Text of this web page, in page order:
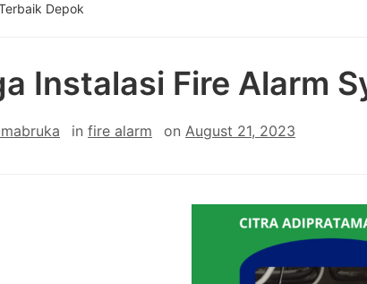
Depok
Instalasi Fire Alarm
in fire alarm on August 21, 2023